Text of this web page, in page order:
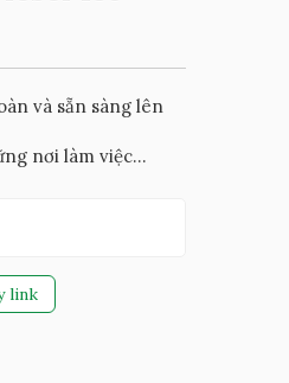
và sẵn sàng lên
nơi làm việc...
link